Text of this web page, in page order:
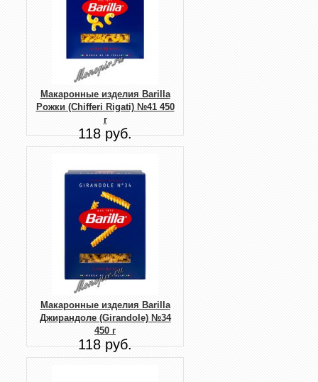
Макаронные изделия Barilla
Рожки (Chifferi Rigati) №41 450
г
118 руб.
Макаронные изделия Barilla
Джирандоле (Girandole) №34
450 г
118 руб.